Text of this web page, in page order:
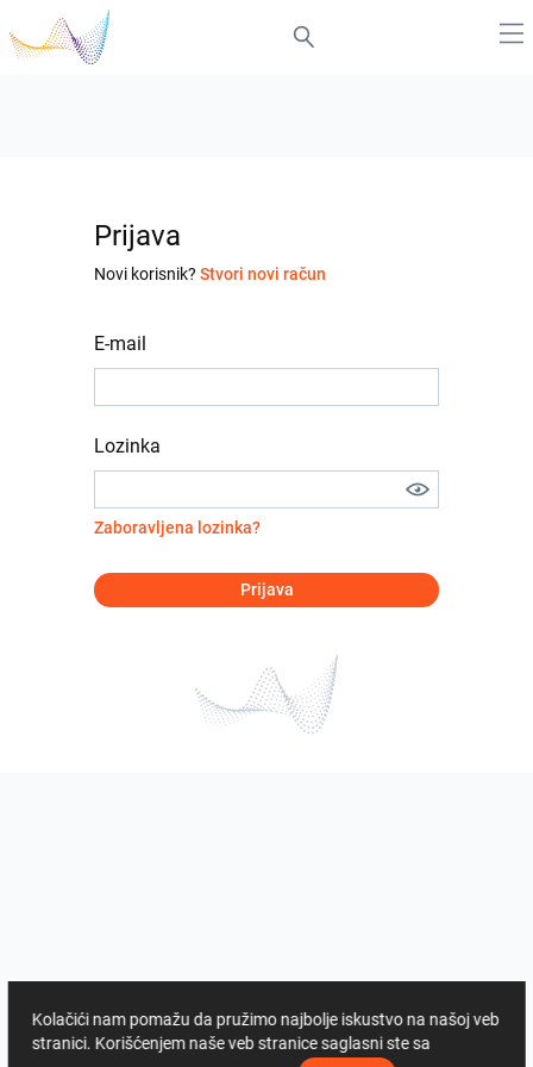
Prijava
Novi korisnik? Stvori novi račun
E-mail
Lozinka
Zaboravljena lozinka?
Prijava
Kolačići nam pomažu da pružimo najbolje iskustvo na našoj veb
stranici. Korišćenjem naše veb stranice saglasni ste sa